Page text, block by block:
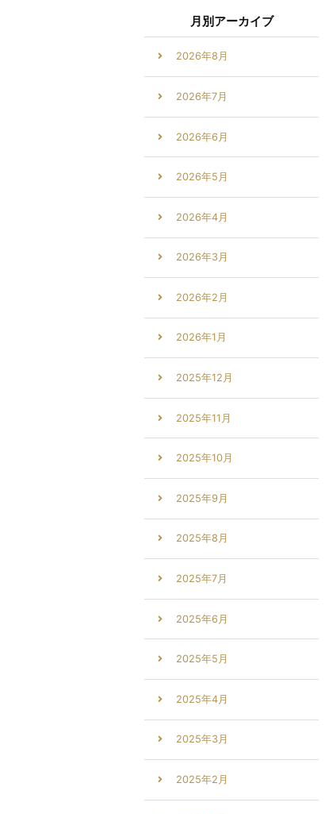
月別アーカイブ
2026年8月
2026年7月
2026年6月
2026年5月
2026年4月
2026年3月
2026年2月
2026年1月
2025年12月
2025年11月
2025年10月
2025年9月
2025年8月
2025年7月
2025年6月
2025年5月
2025年4月
2025年3月
2025年2月